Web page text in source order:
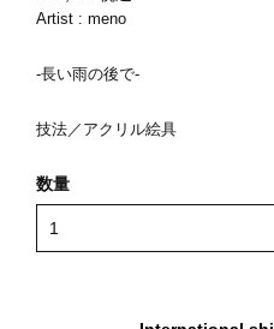
Artist : meno
-長い雨の後で-
技法／アクリル絵具
数量